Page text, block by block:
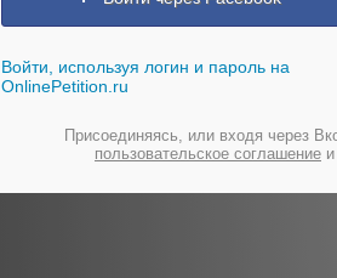
Войти, используя логин и пароль на
OnlinePetition.ru
Присоединяясь, или входя через
пользовательское соглашение